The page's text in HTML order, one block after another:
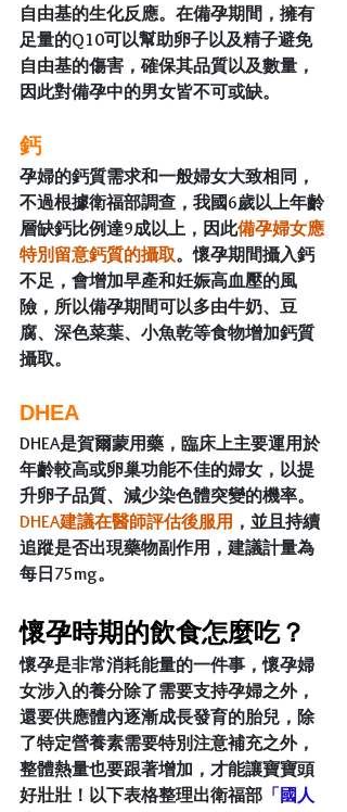
自由基的生化反應。在備孕期間，擁有
足量的Q10可以幫助卵子以及精子避免
自由基的傷害，確保其品質以及數量，
因此對備孕中的男女皆不可或缺。
鈣
孕婦的鈣質需求和一般婦女大致相同，
不過根據衛福部調查，我國6歲以上年齡
層缺鈣比例達9成以上，因此備孕婦女應
特別留意鈣質的攝取。懷孕期間攝入鈣
不足，會增加早產和妊娠高血壓的風
險，所以備孕期間可以多由牛奶、豆
腐、深色菜葉、小魚乾等食物增加鈣質
攝取。
DHEA
DHEA是賀爾蒙用藥，臨床上主要運用於
年齡較高或卵巢功能不佳的婦女，以提
升卵子品質、減少染色體突變的機率。
DHEA建議在醫師評估後服用 ，並且持續
追蹤是否出現藥物副作用，建議計量為
每日75mg。
懷孕時期的飲食怎麼吃？
懷孕是非常消耗能量的一件事，懷孕婦
女涉入的養分除了需要支持孕婦之外，
還要供應體內逐漸成長發育的胎兒，除
了特定營養素需要特別注意補充之外，
整體熱量也要跟著增加，才能讓寶寶頭
好壯壯！以下表格整理出衛福部 「國人